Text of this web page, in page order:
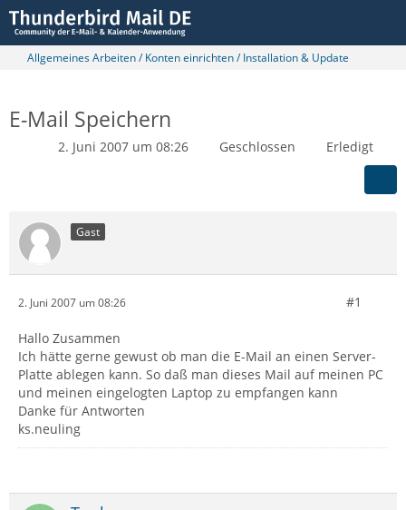
Allgemeines Arbeiten / Konten einrichten / Installation & Update
E-Mail Speichern
2. Juni 2007 um 08:26 Geschlossen Erledigt
Gast
2. Juni 2007 um 08:26 #1
Hallo Zusammen
Ich hätte gerne gewust ob man die E-Mail an einen Server-
Platte ablegen kann. So daß man dieses Mail auf meinen PC
und meinen eingelogten Laptop zu empfangen kann
Danke für Antworten
ks.neuling